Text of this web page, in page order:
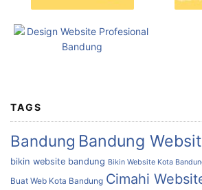
TAGS
Bandung Bandung
bikin website bandung Bikin Website Kota
Buat Web Kota Bandung Cimahi